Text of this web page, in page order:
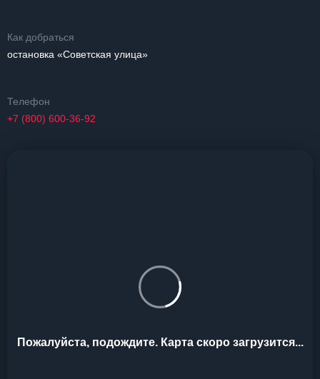
Как добраться
остановка «Советская улица»
Телефон
+7 (800) 600-36-92
Пожалуйста, подождите. Карта скоро загрузится...